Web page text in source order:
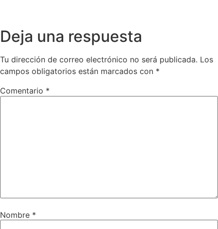
Deja una respuesta
Tu dirección de correo electrónico no será publicada. Los
campos obligatorios están marcados con *
Comentario *
Nombre *